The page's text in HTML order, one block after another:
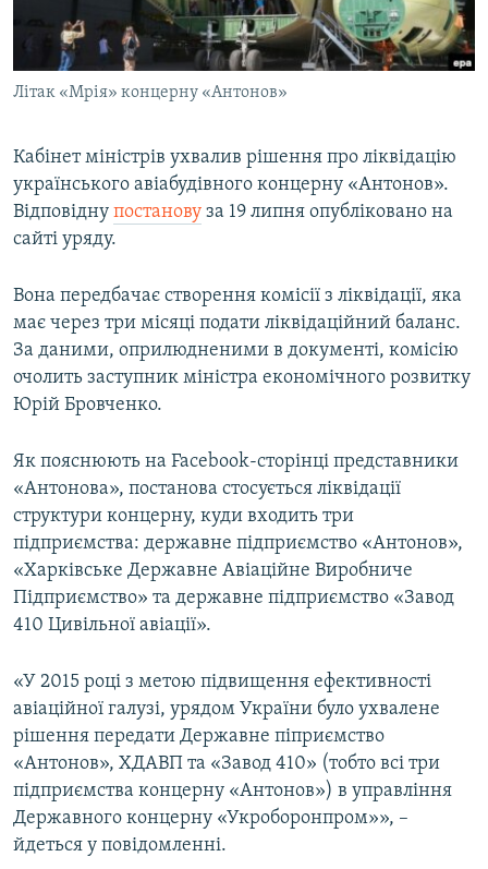
ВІДЕОУРОКИ «ELIFBE»
СВІДЧЕННЯ ОКУПАЦІЇ
УКРАЇНСЬКА ПРОБЛЕМА КРИМУ
Русский
Qırımtatar
Усі сайти RFE/RL
Літак «Мрія» концерну «Антонов»
Кабінет міністрів ухвалив рішення про ліквідацію
українського авіабудівного концерну «Антонов».
Відповідну постанову за 19 липня опубліковано на
сайті уряду.
Вона передбачає створення комісії з ліквідації, яка
має через три місяці подати ліквідаційний баланс.
За даними, оприлюдненими в документі, комісію
очолить заступник міністра економічного розвитку
Юрій Бровченко.
Як пояснюють на Facebook-сторінці представники
«Антонова», постанова стосується ліквідації
структури концерну, куди входить три
підприємства: державне підприємство «Антонов»,
«Харківське Державне Авіаційне Виробниче
Підприємство» та державне підприємство «Завод
410 Цивільної авіації».
«У 2015 році з метою підвищення ефективності
авіаційної галузі, урядом України було ухвалене
рішення передати Державне піприємство
«Антонов», ХДАВП та «Завод 410» (тобто всі три
підприємства концерну «Антонов») в управління
Державного концерну «Укроборонпром»», –
йдеться у повідомленні.